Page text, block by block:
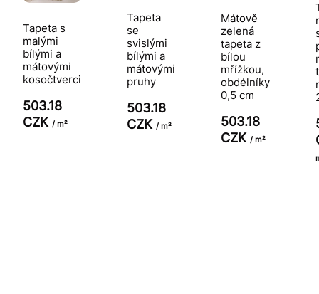
Tapeta s
malými
bílými a
mátovými
kosočtverci
503.18
CZK / m²
Tapeta
se
svislými
bílými a
mátovými
pruhy
503.18
CZK / m²
Mátově
zelená
tapeta z
bílou
mřížkou,
obdélníky
0,5 cm
503.18
CZK / m²